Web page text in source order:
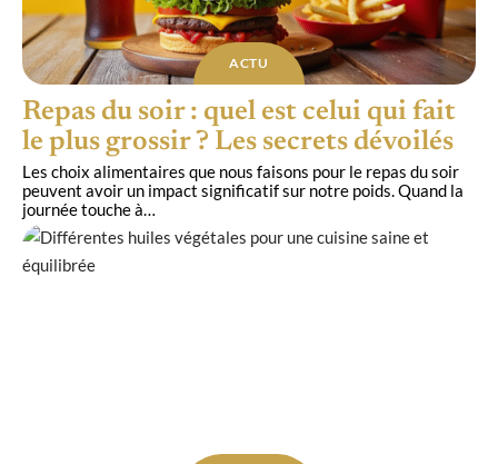
ACTU
Repas du soir : quel est celui qui fait
le plus grossir ? Les secrets dévoilés
Les choix alimentaires que nous faisons pour le repas du soir
peuvent avoir un impact significatif sur notre poids. Quand la
journée touche à…